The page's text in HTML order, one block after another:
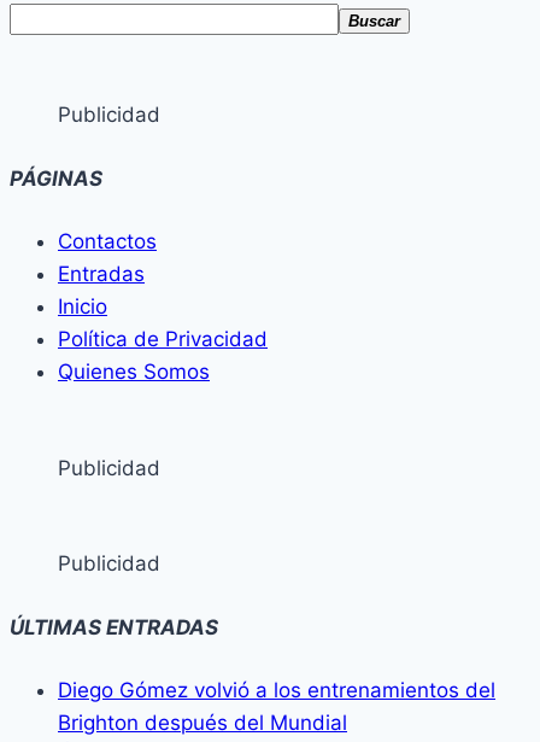
Buscar
Publicidad
PÁGINAS
Contactos
Entradas
Inicio
Política de Privacidad
Quienes Somos
Publicidad
Publicidad
ÚLTIMAS ENTRADAS
Diego Gómez volvió a los entrenamientos del
Brighton después del Mundial